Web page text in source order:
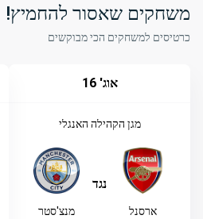
משחקים שאסור להחמיץ!
כרטיסים למשחקים הכי מבוקשים
אוג' 16
מגן הקהילה האנגלי
נגד
ארסנל
מנצ'סטר